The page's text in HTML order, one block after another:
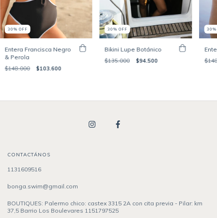
30 % OFF
Entera Francisca Negro
& Perola
$148.000 $103.600
30 % OFF
Bikini Lupe Botánico
$135.000 $94.500
30
CONTACTÁNOS
1131609516
bonga.swim@gmail.com
BOUTIQUES: Palermo chico: castex 3315 2A con cita previa - Pilar: km
37,5 Barrio Los Boulevares 1151797525